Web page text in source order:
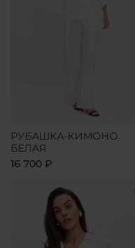
РУБАШКА-КИМОНО
БЕЛАЯ
16 700 ₽